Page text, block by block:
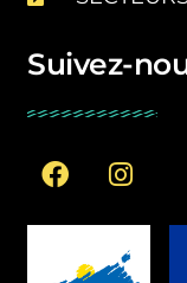
Suivez-